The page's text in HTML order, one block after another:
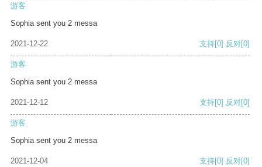
游客
Sophia sent you 2 messa
2021-12-22 支持[0] 反对[0]
游客
Sophia sent you 2 messa
2021-12-12 支持[0] 反对[0]
游客
Sophia sent you 2 messa
2021-12-04 支持[0] 反对[0]